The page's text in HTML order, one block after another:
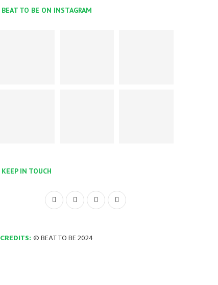
BEAT TO BE ON INSTAGRAM
KEEP IN TOUCH
CREDITS: © BEAT TO BE 2024